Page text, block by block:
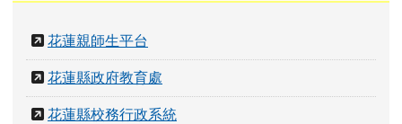
花蓮親師生平台
花蓮縣政府教育處
花蓮縣校務行政系統